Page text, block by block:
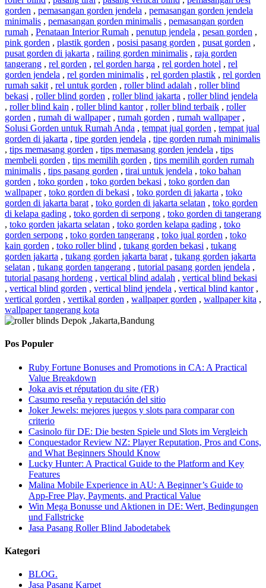
gorden , pemasangan gorden jendela , pemasangan gorden jendela
minimalis , pemasangan gorden minimalis , pemasangan gorden
rumah , Penataan Interior Rumah , penutup jendela , pesan gorden ,
pink gorden , plastik gorden , posisi pasang gorden , pusat gorden ,
pusat gorden di jakarta , railing gorden minimalis , raja gorden
tangerang , rel gorden , rel gorden harga , rel gorden hotel , rel
gorden jendela , rel gorden minimalis , rel gorden plastik , rel gorden
rumah sakit , rel untuk gorden , roller blind adalah , roller blind
bekasi , roller blind gorden , roller blind jakarta , roller blind jendela
, roller blind kain , roller blind kantor, roller blind terbaik , roller
gorden , rumah di wallpaper, rumah gorden , rumah wallpaper,
Solusi Gorden untuk Rumah Anda , tempat jual gorden , tempat jual
gorden di jakarta , tipe gorden jendela , tipe gorden rumah minimalis
, tips memasang gorden , tips memasang gorden jendela , tips
membeli gorden , tips memilih gorden , tips memilih gorden rumah
minimalis , tips pasang gorden , tirai untuk jendela , toko bahan
gorden , toko gorden , toko gorden bekasi , toko gorden dan
wallpaper, toko gorden di bekasi , toko gorden di jakarta , toko
gorden di jakarta barat , toko gorden di jakarta selatan , toko gorden
di kelapa gading , toko gorden di serpong , toko gorden di tangerang
, toko gorden jakarta selatan , toko gorden kelapa gading , toko
gorden serpong , toko gorden tangerang , toko jual gorden , toko
kain gorden , toko roller blind , tukang gorden bekasi , tukang
gorden jakarta , tukang gorden jakarta barat , tukang gorden jakarta
selatan , tukang gorden tangerang , tutorial pasang gorden jendela ,
tutorial pasang hordeng , vertical blind adalah , vertical blind bekasi
, vertical blind gorden , vertical blind jendela , vertical blind kantor,
vertical gorden , vertikal gorden , wallpaper gorden , wallpaper kita ,
wallpaper tangerang kota
Pos Populer
Ruby Fortune Bonuses and Promotions in CA: A Practical
Value Breakdown
Joka avis et réputation du site (FR)
Casumo reseña y reputación del sitio
Joker Jewels: mejores juegos y slots para comparar con
criterio
Casinolo für DE: Die besten Spiele und Slots im Vergleich
Conquestador Review NZ: Player Reputation, Pros and Cons,
and What Beginners Should Know
Lucky Hunter: A Practical Guide to the Platform and Key
Features
Malina Mobile Experience in AU: A Beginner’s Guide to
App-Free Play, Payments, and Practical Value
Win Mega Bonusse und Aktionen in DE: Wert, Bedingungen
und Fallstricke
Jasa Pasang Roller Blind Jabodetabek
Kategori
BLOG.
Jasa Pasang Karpet